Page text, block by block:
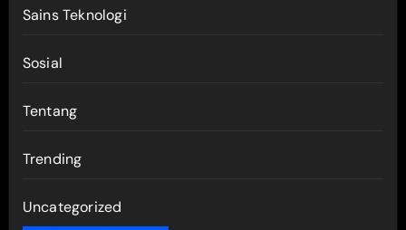
Sains Teknologi
Sosial
Tentang
Trending
Uncategorized